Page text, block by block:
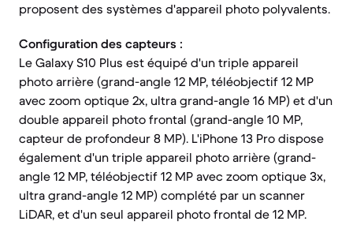
proposent des systèmes d'appareil photo polyvalents.
Configuration des capteurs :
Le Galaxy S10 Plus est équipé d'un triple appareil
photo arrière (grand-angle 12 MP, téléobjectif 12 MP
avec zoom optique 2x, ultra grand-angle 16 MP) et d'un
double appareil photo frontal (grand-angle 10 MP,
capteur de profondeur 8 MP). L'iPhone 13 Pro dispose
également d'un triple appareil photo arrière (grand-
angle 12 MP, téléobjectif 12 MP avec zoom optique 3x,
ultra grand-angle 12 MP) complété par un scanner
LiDAR, et d'un seul appareil photo frontal de 12 MP.